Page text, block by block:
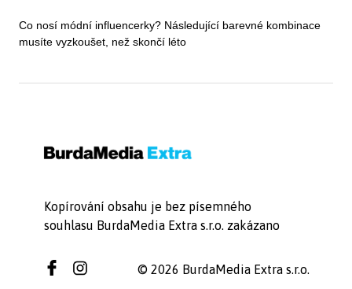
Co nosí módní influencerky? Následující barevné kombinace
musíte vyzkoušet, než skončí léto
Kopírování obsahu je bez písemného
souhlasu BurdaMedia Extra s.r.o. zakázano
© 2026 BurdaMedia Extra s.r.o.